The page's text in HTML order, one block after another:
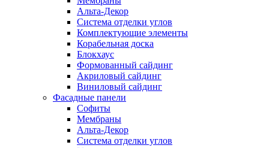
Альта-Декор
Система отделки углов
Комплектующие элементы
Корабельная доска
Блокхаус
Формованный сайдинг
Акриловый сайдинг
Виниловый сайдинг
Фасадные панели
Софиты
Мембраны
Альта-Декор
Система отделки углов